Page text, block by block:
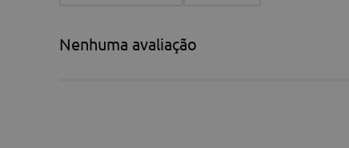
Título
Nenhuma avaliação